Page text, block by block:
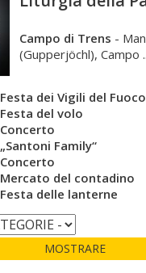
Campo di Trens -
(Gupperjöchl), Campo
Festa dei Vigili del Fuoco
Festa del volo
Concerto
„Santoni Family“
Concerto
Mercato del contadino
Festa delle lanterne
MOSTRARE